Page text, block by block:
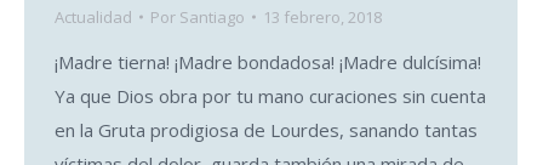
Actualidad Por Santiago 13 febrero, 2018
¡Madre tierna! ¡Madre bondadosa! ¡Madre dulcísima!
Ya que Dios obra por tu mano curaciones sin cuenta
en la Gruta prodigiosa de Lourdes, sanando tantas